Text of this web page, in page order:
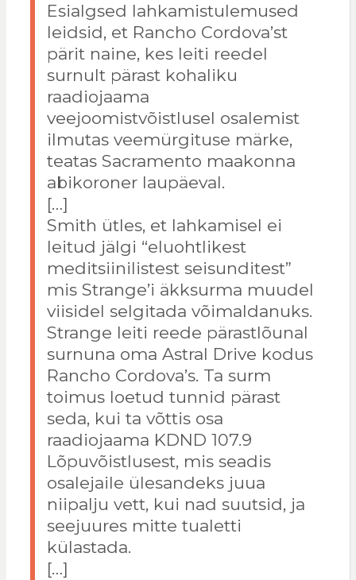
Esialgsed lahkamistulemused
leidsid, et Rancho Cordova’st
pärit naine, kes leiti reedel
surnult pärast kohaliku
raadiojaama
veejoomistvõistlusel osalemist
ilmutas veemürgituse märke,
teatas Sacramento maakonna
abikoroner laupäeval.
[…]
Smith ütles, et lahkamisel ei
leitud jälgi “eluohtlikest
meditsiinilistest seisunditest”
mis Strange’i äkksurma muudel
viisidel selgitada võimaldanuks.
Strange leiti reede pärastlõunal
surnuna oma Astral Drive kodus
Rancho Cordova’s. Ta surm
toimus loetud tunnid pärast
seda, kui ta võttis osa
raadiojaama KDND 107.9
Lõpuvõistlusest, mis seadis
osalejaile ülesandeks juua
niipalju vett, kui nad suutsid, ja
seejuures mitte tualetti
külastada.
[…]